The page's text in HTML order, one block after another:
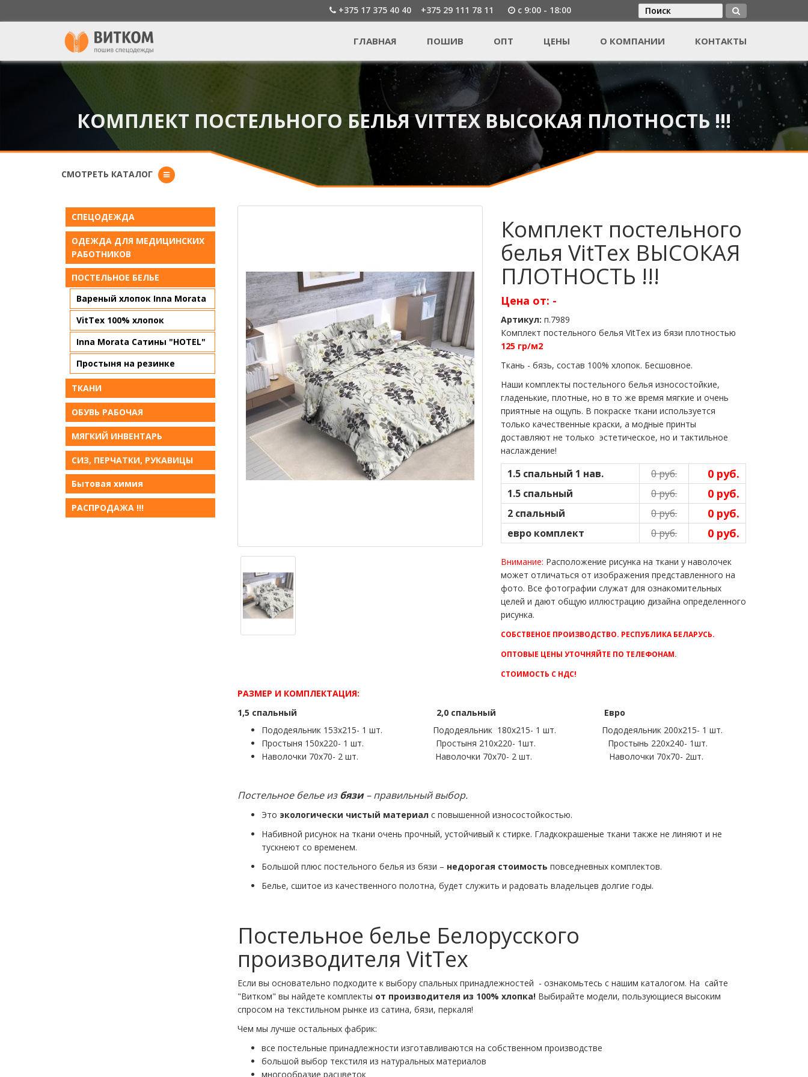
Форма поиска
+375 17 375 40 40 +375 29 111 78 11 c 9:00 - 18:00
ГЛАВНАЯ ПОШИВ ОПТ ЦЕНЫ О КОМПАНИИ КОНТАКТЫ
КОМПЛЕКТ ПОСТЕЛЬНОГО БЕЛЬЯ VITTEX ВЫСОКАЯ ПЛОТНОСТЬ !!!
СМОТРЕТЬ КАТАЛОГ
СПЕЦОДЕЖДА
ОДЕЖДА ДЛЯ МЕДИЦИНСКИХ
РАБОТНИКОВ
ПОСТЕЛЬНОЕ БЕЛЬE
Вареный хлопок Inna Morata
VitTex 100% хлопок
Inna Morata Сатины "HOTEL"
Простыня на резинке
ТКАНИ
ОБУВЬ РАБОЧАЯ
МЯГКИЙ ИНВЕНТАРЬ
СИЗ, ПЕРЧАТКИ, РУКАВИЦЫ
Бытовая химия
РАСПРОДАЖА !!!
Комплект постельного
белья VitTex ВЫСОКАЯ
ПЛОТНОСТЬ !!!
Цена от: -
Артикул:п.7989
Комплект постельного белья VitTex из бязи плотностью
125 гр/м2
Ткань - бязь, состав 100% хлопок. Бесшовное.
Наши комплекты постельного белья ​износостойкие,
гладенькие, плотные, но в то же время мягкие и очень
приятные на ощупь. В покраске ткани используется
только качественные краски, а модные принты
доставляют не только эстетическое, но и тактильное
наслаждение!
1.5 спальный 1 нав. 0 руб. 0 руб.
1.5 спальный 0 руб. 0 руб.
2 спальный 0 руб. 0 руб.
евро комплект 0 руб. 0 руб.
Внимание: Расположение рисунка на ткани у наволочек
может отличаться от изображения представленного на
фото. Все фотографии служат для ознакомительных
целей и дают общую иллюстрацию дизайна определенного
рисунка.
СОБСТВЕНОЕ ПРОИЗВОДСТВО. РЕСПУБЛИКА БЕЛАРУСЬ.
ОПТОВЫЕ ЦЕНЫ УТОЧНЯЙТЕ ПО ТЕЛЕФОНАМ.
СТОИМОСТЬ С НДС!
РАЗМЕР И КОМПЛЕКТАЦИЯ:
1,5 спальный 2,0 спальный Евро
Пододеяльник 153х215- 1 шт. Пододеяльник 180х215- 1 шт. Пододеяльник 200х215- 1 шт.
Простыня 150х220- 1 шт. Простыня 210х220- 1шт. Простынь 220х240- 1шт.
Наволочки 70х70- 2 шт. Наволочки 70х70- 2 шт. Наволочки 70х70- 2шт.
Постельное белье избязи– правильный выбор.
Это экологически чистый материалс повышенной износостойкостью.
Набивной рисунок на ткани очень прочный, устойчивый к стирке. Гладкокрашеные ткани также не линяют и не
тускнеют со временем.
Большой плюс постельного белья из бязи – недорогая стоимость повседневных комплектов.
Белье, сшитое из качественного полотна, будет служить и радовать владельцев долгие годы.
Постельное белье Белорусского
производителя VitTex
Если вы основательно подходите к выбору спальных принадлежностей - ознакомьтесь с нашим каталогом. На сайте
"Витком" вы найдете комплекты от производителя из 100% хлопка!Выбирайте модели, пользующиеся высоким
спросом на текстильном рынке из сатина, бязи, перкаля!
Чем мы лучше остальных фабрик:
все постельные принадлежности изготавливаются на собственном производстве
большой выбор текстиля из натуральных материалов
многообразие расцветок